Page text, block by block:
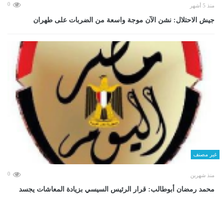
منذ 5 أشهر 0
جيش الاحتلال: نشن الآن موجة واسعة من الضربات على طهران
غير مصنف
منذ شهرين 0
محمد رمضان أبوطالب: قرار الرئيس السيسي بزيادة المعاشات يجسد